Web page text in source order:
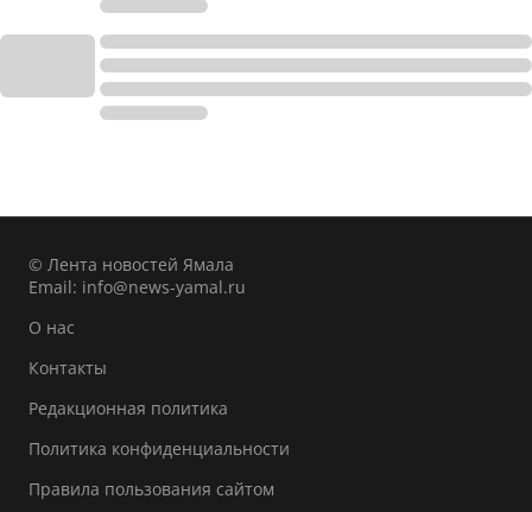
© Лента новостей Ямала
Email: info@news-yamal.ru
О нас
Контакты
Редакционная политика
Политика конфиденциальности
Правила пользования сайтом